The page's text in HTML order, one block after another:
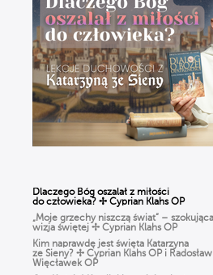
do człowieka? ✢ Cyprian Klahs OP
„Moje grzechy niszczą świat” – szokująca
wizja świętej ✢ Cyprian Klahs OP
Kim naprawdę jest święta Katarzyna
ze Sieny? ✢ Cyprian Klahs OP i Radosław
Więcławek OP
Czy Kościół Katolicki powinien być